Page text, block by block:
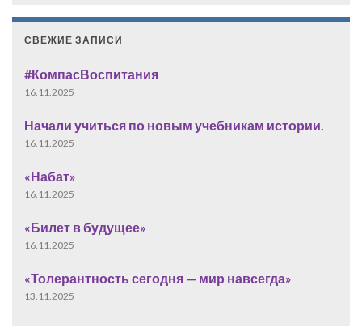
СВЕЖИЕ ЗАПИСИ
#КомпасВоспитания
16.11.2025
Начали учиться по новым учебникам истории.
16.11.2025
«Набат»
16.11.2025
«Билет в будущее»
16.11.2025
«Толерантность сегодня — мир навсегда»
13.11.2025